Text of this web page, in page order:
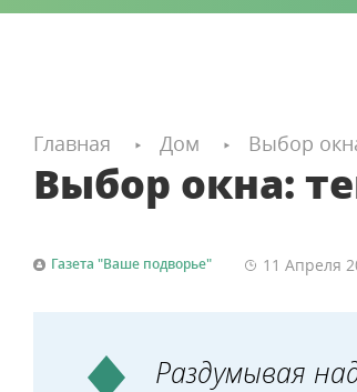
Главная Дом Выбор
Выбор окна:
Газета "Ваше подворье" 11 Апреля
Раздумывая